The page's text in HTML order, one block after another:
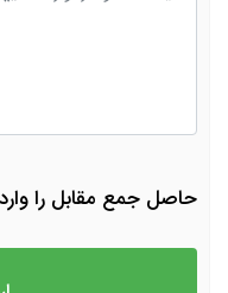
حاصل جمع مقابل را وارد